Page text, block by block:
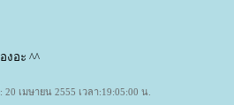
งอะ ^^
20 เมษายน 2555 เวลา:19:05:00 น.